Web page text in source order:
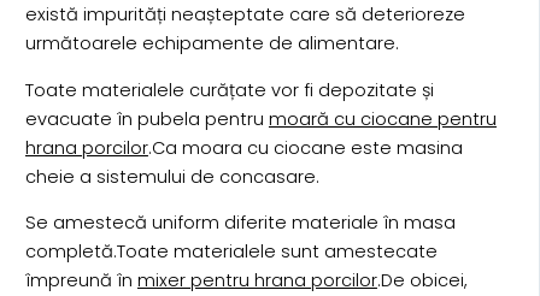
există impurități neașteptate care să deterioreze
următoarele echipamente de alimentare.
Toate materialele curățate vor fi depozitate și
evacuate în pubela pentru moară cu ciocane pentru
hrana porcilor.Ca moara cu ciocane este masina
cheie a sistemului de concasare.
Se amestecă uniform diferite materiale în masa
completă.Toate materialele sunt amestecate
împreună în mixer pentru hrana porcilor.De obicei,